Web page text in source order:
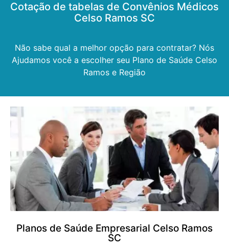
Cotação de tabelas de Convênios Médicos
Celso Ramos SC
Não sabe qual a melhor opção para contratar? Nós
Ajudamos você a escolher seu Plano de Saúde Celso
Ramos e Região
Planos de Saúde Empresarial Celso Ramos
SC